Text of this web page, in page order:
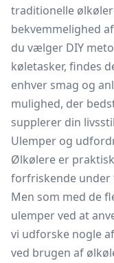
traditionelle
bekvemmelighed
du vælger DIY
køletasker, findes
enhver smag og
mulighed, der
supplerer din
Ulemper og
Ølkølere er
forfriskende under
Men som med de
ulemper ved at
vi udforske nogle
ved brugen af